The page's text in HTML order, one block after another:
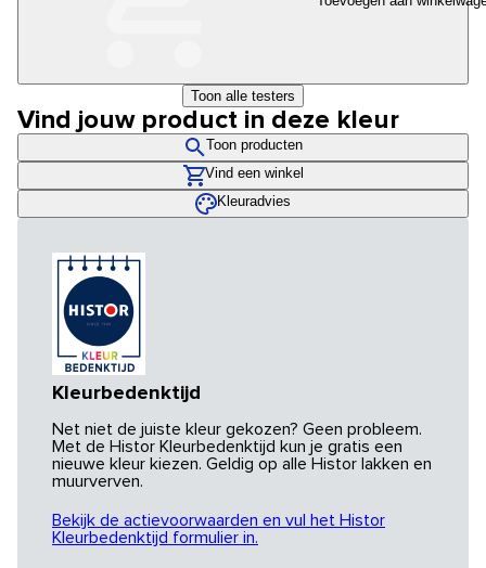
Toon alle testers
Vind jouw product in deze kleur
Toon producten
Vind een winkel
Kleuradvies
Kleurbedenktijd
Net niet de juiste kleur gekozen? Geen probleem.
Met de Histor Kleurbedenktijd kun je gratis een
nieuwe kleur kiezen. Geldig op alle Histor lakken en
muurverven.
Bekijk de actievoorwaarden en vul het Histor
Kleurbedenktijd formulier in.